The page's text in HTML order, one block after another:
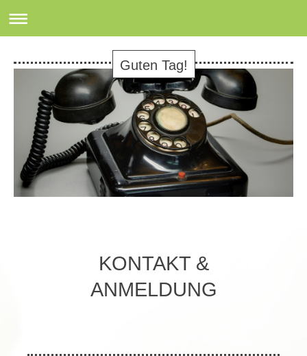
Guten Tag!
KONTAKT &
ANMELDUNG